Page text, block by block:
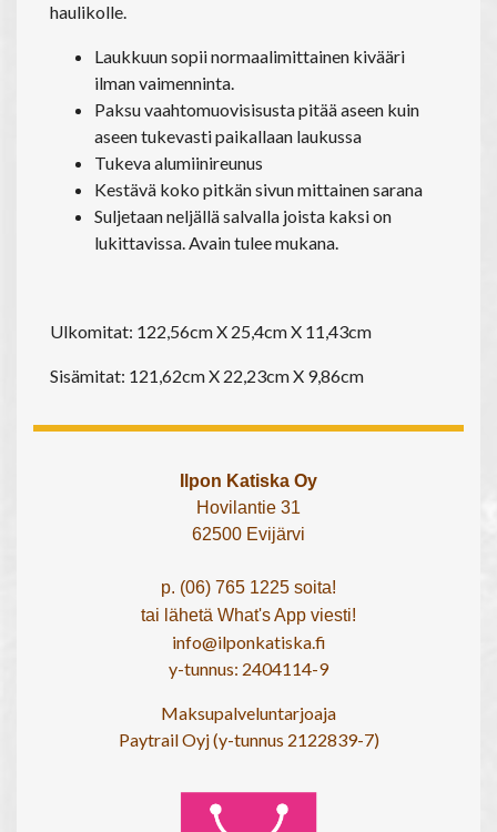
haulikolle.
Laukkuun sopii normaalimittainen kivääri
ilman vaimenninta.
Paksu vaahtomuovisisusta pitää aseen kuin
aseen tukevasti paikallaan laukussa
Tukeva alumiinireunus
Kestävä koko pitkän sivun mittainen sarana
Suljetaan neljällä salvalla joista kaksi on
lukittavissa. Avain tulee mukana.
Ulkomitat: 122,56cm X 25,4cm X 11,43cm
Sisämitat: 121,62cm X 22,23cm X 9,86cm
Ilpon Katiska Oy
Hovilantie 31
62500 Evijärvi
p. (06) 765 1225 soita!
tai lähetä What's App viesti!
info@ilponkatiska.fi
y-tunnus: 2404114-9
Maksupalveluntarjoaja
Paytrail Oyj (y-tunnus 2122839-7)